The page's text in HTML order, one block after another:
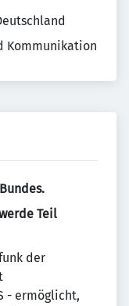
Kommunikation
Teil
der
- ermöglicht,